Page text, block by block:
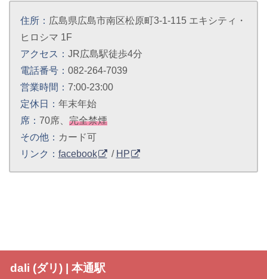
住所： 広島県広島市南区松原町3-1-115 エキシティ・
ヒロシマ 1F
アクセス： JR広島駅徒歩4分
電話番号： 082-264-7039
営業時間： 7:00-23:00
定休日： 年末年始
席： 70席、 完全禁煙
その他： カード可
リンク： facebook / HP
dali (ダリ) | 本通駅